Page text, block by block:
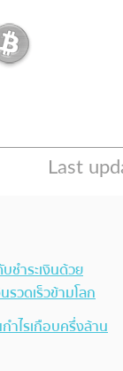
ชำระเงินด้วย
รวดเร็วข้ามโลก
ำไรเกือบครึ่งล้าน